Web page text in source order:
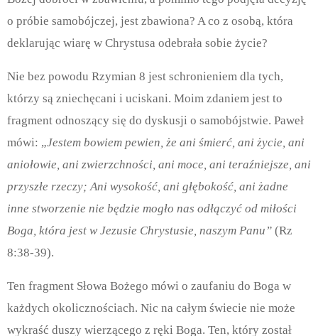
o próbie samobójczej, jest zbawiona? A co z osobą, która
deklarując wiarę w Chrystusa odebrała sobie życie?
Nie bez powodu Rzymian 8 jest schronieniem dla tych,
którzy są zniechęcani i uciskani. Moim zdaniem jest to
fragment odnoszący się do dyskusji o samobójstwie. Paweł
mówi: „Jestem bowiem pewien, że ani śmierć, ani życie, ani
aniołowie, ani zwierzchności, ani moce, ani teraźniejsze, ani
przyszłe rzeczy; Ani wysokość, ani głębokość, ani żadne
inne stworzenie nie będzie mogło nas odłączyć od miłości
Boga, która jest w Jezusie Chrystusie, naszym Panu” (Rz
8:38-39).
Ten fragment Słowa Bożego mówi o zaufaniu do Boga w
każdych okolicznościach. Nic na całym świecie nie może
wykraść duszy wierzącego z ręki Boga. Ten, który został